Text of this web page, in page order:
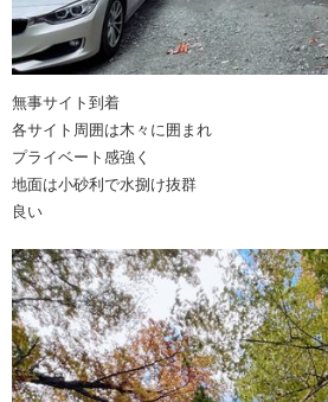
無事サイト到着
各サイト周囲は木々に囲まれ
プライベート感強く
地面は小砂利で水捌け抜群
良い